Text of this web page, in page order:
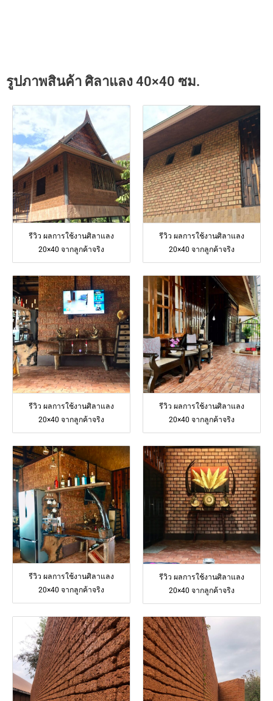
รูปภาพสินค้า ศิลาแลง 40×40 ซม.
รีวิว ผลการใช้งานศิลาแลง
20×40 จากลูกค้าจริง
รีวิว ผลการใช้งานศิลาแลง
20×40 จากลูกค้าจริง
รีวิว ผลการใช้งานศิลาแลง
20×40 จากลูกค้าจริง
รีวิว ผลการใช้งานศิลาแลง
20×40 จากลูกค้าจริง
รีวิว ผลการใช้งานศิลาแลง
20×40 จากลูกค้าจริง
รีวิว ผลการใช้งานศิลาแลง
20×40 จากลูกค้าจริง